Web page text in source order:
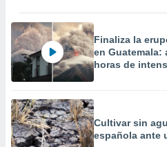
Finaliza la
en Guatemala:
horas de
Cultivar sin
española ante